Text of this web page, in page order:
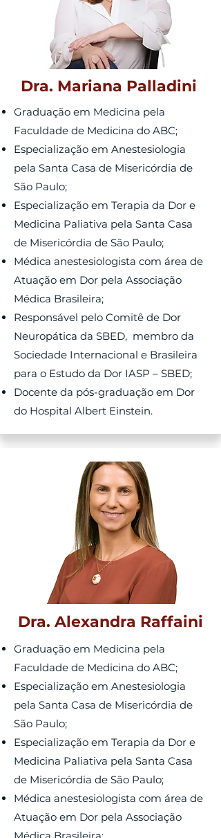
Dra. Mariana Palladini
Graduação em Medicina pela
Faculdade de Medicina do ABC;
Especialização em Anestesiologia
pela Santa Casa de Misericórdia de
São Paulo;
Especialização em Terapia da Dor e
Medicina Paliativa pela Santa Casa
de Misericórdia de São Paulo;
Médica anestesiologista com área de
Atuação em Dor pela Associação
Médica Brasileira;
Responsável pelo Comitê de Dor
Neuropática da SBED, membro da
Sociedade Internacional e Brasileira
para o Estudo da Dor IASP – SBED;
Docente da pós-graduação em Dor
do Hospital Albert Einstein.
Dra. Alexandra Raffaini
Graduação em Medicina pela
Faculdade de Medicina do ABC;
Especialização em Anestesiologia
pela Santa Casa de Misericórdia de
São Paulo;
Especialização em Terapia da Dor e
Medicina Paliativa pela Santa Casa
de Misericórdia de São Paulo;
Médica anestesiologista com área de
Atuação em Dor pela Associação